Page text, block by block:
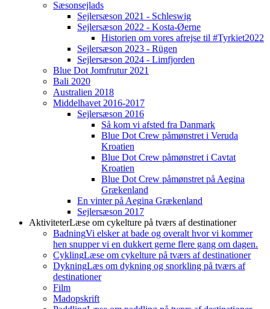
Sæsonsejlads
Sejlersæson 2021 - Schleswig
Sejlersæson 2022 - Kosta-Øerne
Historien om vores afrejse til #Tyrkiet2022
Sejlersæson 2023 - Rügen
Sejlersæson 2024 - Limfjorden
Blue Dot Jomfrutur 2021
Bali 2020
Australien 2018
Middelhavet 2016-2017
Sejlersæson 2016
Så kom vi afsted fra Danmark
Blue Dot Crew påmønstret i Veruda
Kroatien
Blue Dot Crew påmønstret i Cavtat
Kroatien
Blue Dot Crew påmønstret på Aegina
Grækenland
En vinter på Aegina Grækenland
Sejlersæson 2017
AktiviteterLæse om cykelture på tværs af destinationer
BadningVi elsker at bade og overalt hvor vi kommer
hen snupper vi en dukkert gerne flere gang om dagen.
CyklingLæse om cykelture på tværs af destinationer
DykningLæs om dykning og snorkling på tværs af
destinationer
Film
Madopskrift